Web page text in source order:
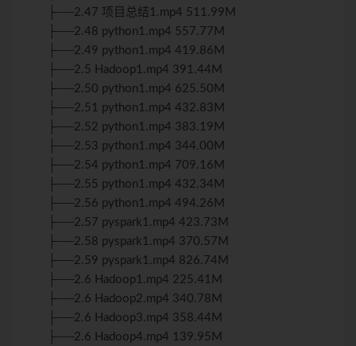
├──2.47 项目总结1.mp4 511.99M
├──2.48 python1.mp4 557.77M
├──2.49 python1.mp4 419.86M
├──2.5 Hadoop1.mp4 391.44M
├──2.50 python1.mp4 625.50M
├──2.51 python1.mp4 432.83M
├──2.52 python1.mp4 383.19M
├──2.53 python1.mp4 344.00M
├──2.54 python1.mp4 709.16M
├──2.55 python1.mp4 432.34M
├──2.56 python1.mp4 494.26M
├──2.57 pyspark1.mp4 423.73M
├──2.58 pyspark1.mp4 370.57M
├──2.59 pyspark1.mp4 826.74M
├──2.6 Hadoop1.mp4 225.41M
├──2.6 Hadoop2.mp4 340.78M
├──2.6 Hadoop3.mp4 358.44M
├──2.6 Hadoop4.mp4 139.95M